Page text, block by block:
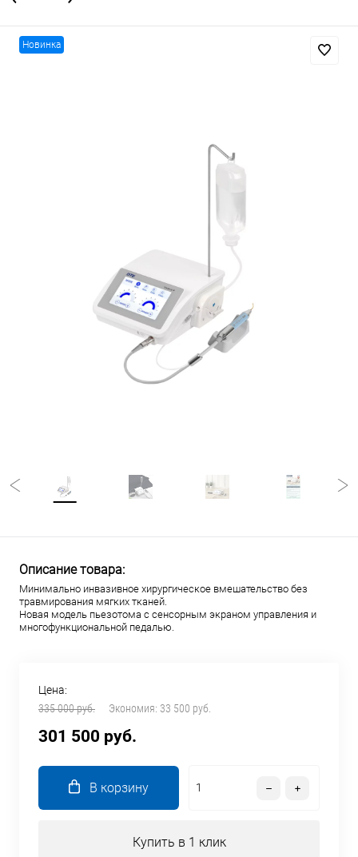
Новинка
Описание товара:
Минимально инвазивное хирургическое вмешательство без
травмирования мягких тканей.
Новая модель пьезотома с сенсорным экраном управления и
многофункциональной педалью.
Цена:
335 000 руб.
Экономия: 33 500 руб.
301 500 руб.
В корзину
Купить в 1 клик